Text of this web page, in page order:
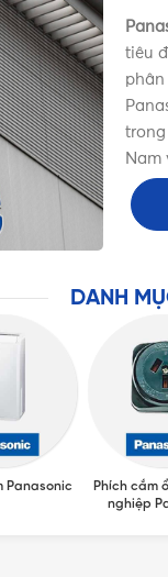
tiêu
Nam
DANH
Panasonic
Phích cắm
nghiệp